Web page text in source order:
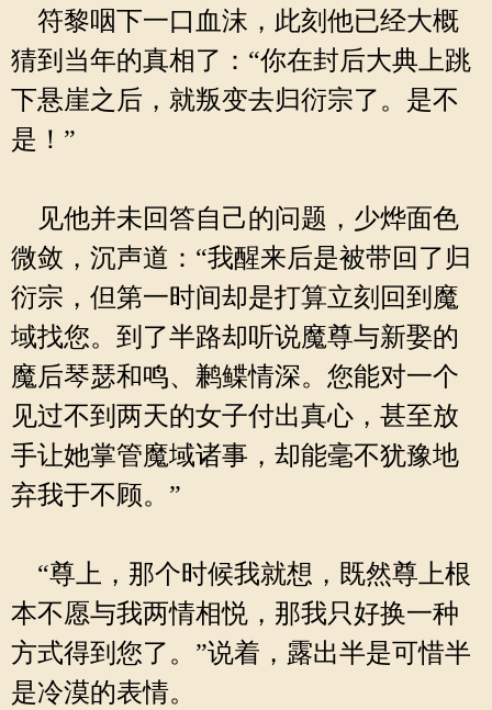
符黎咽下一口血沫，此刻他已经大概
猜到当年的真相了：“你在封后大典上跳
下悬崖之后，就叛变去归衍宗了。是不
是！”
见他并未回答自己的问题，少烨面色
微敛，沉声道：“我醒来后是被带回了归
衍宗，但第一时间却是打算立刻回到魔
域找您。到了半路却听说魔尊与新娶的
魔后琴瑟和鸣、鹣鲽情深。您能对一个
见过不到两天的女子付出真心，甚至放
手让她掌管魔域诸事，却能毫不犹豫地
弃我于不顾。”
“尊上，那个时候我就想，既然尊上根
本不愿与我两情相悦，那我只好换一种
方式得到您了。”说着，露出半是可惜半
是冷漠的表情。